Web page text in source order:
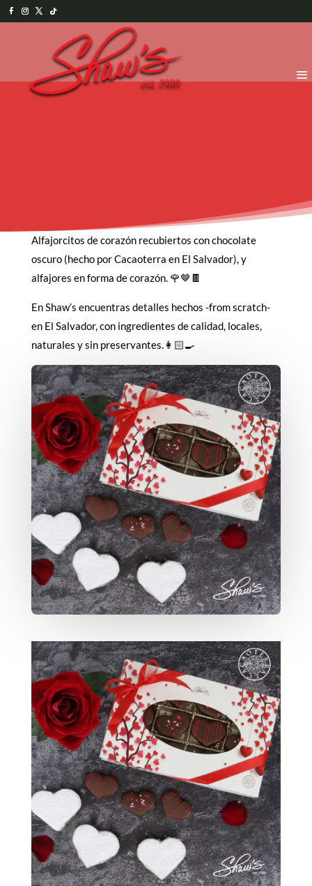
Alfajorcitos de corazón recubiertos con chocolate
oscuro (hecho por Cacaoterra en El Salvador), y
alfajores en forma de corazón. 🌹🤎🍫
En Shaw’s encuentras detalles hechos -from scratch-
en El Salvador, con ingredientes de calidad, locales,
naturales y sin preservantes.👩🏻‍🍳